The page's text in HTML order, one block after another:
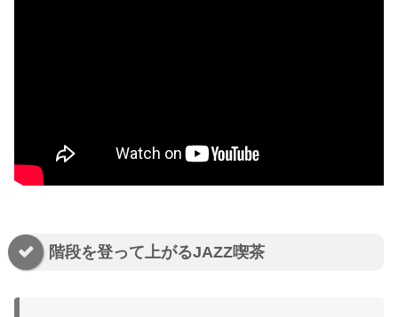
階段を登って上がるJAZZ喫茶